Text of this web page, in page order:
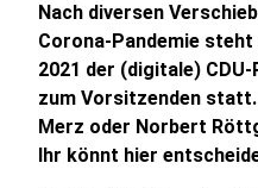
Nach diversen
Corona-Pandemie steht
2021 der (digitale)
zum Vorsitzenden
Merz oder Norbert
Ihr könnt hier